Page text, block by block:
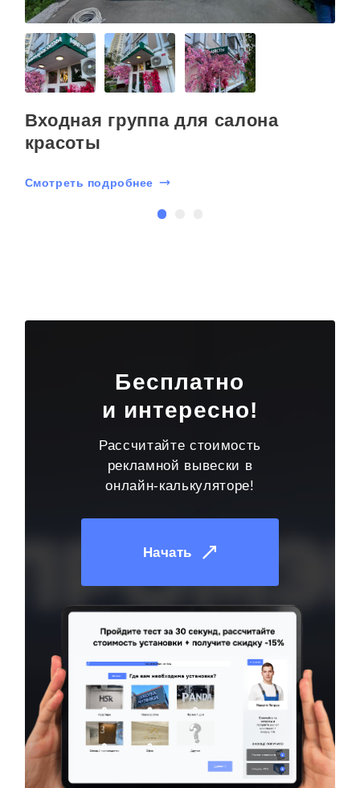
Входная группа для салона
красоты
Смотреть подробнее
Бесплатно
и интересно!
Рассчитайте стоимость
рекламной вывески в
онлайн-калькуляторе!
Начать